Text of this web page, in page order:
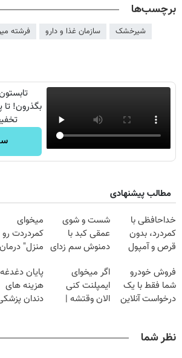
برچسب‌ها
شیرخشک سازمان غذا و دارو فرشته
بگذرون!
مطالب پیشنهادی
خداحافظی با
کمردرد، بدون
قرص و آمپول
شست و شوی
عمقی کبد با
دمنوش سم زدای
میخوای
کمردردت رو
منزل" درمان
◂پرسش‌نامه)
فروش خودرو
شما فقط با یک
درخواست آنلاین
اگر میخوای
ایمپلنت کنی
الان وقتشه |
پایان دغدغه
هزینه های
دندان
نظر شما